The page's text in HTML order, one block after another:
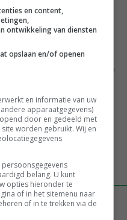
komt van de
stuwen voedselprijzen op
ware onder druk ondanks
Huizinga: ‘Bezoek van
zelf groente plukken’
en content,
ontwikkeling van diensten
opslaan en/of openen
en informatie van uw
apparaatgegevens)
door en gedeeld met
worden gebruikt. Wij en
belang. U kunt
opties hieronder te
of in het sitemenu naar
of in te trekken via de